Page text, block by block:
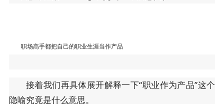
职场高手都把自己的职业生涯当作产品
接着我们再具体展开解释一下“职业作为产品”这个
隐喻究竟是什么意思。